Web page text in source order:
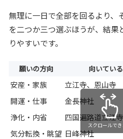
無理に一日で全部を回るより、
を二つか三つ選ぶほうが、結果
りやすいです。
願いの方向 向いてい
安産・家族 立江寺、恩山寺
開運・仕事
金長神社
浄化・内省
四国遍路道立江
気分転換・眺望 日峰神社
スクロールでき